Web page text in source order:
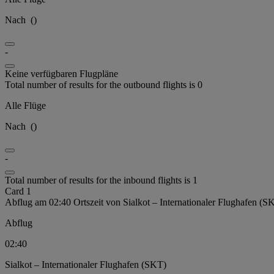
Nach ()
-
Keine verfügbaren Flugpläne
Total number of results for the outbound flights is 0
Alle Flüge
Nach ()
-
Total number of results for the inbound flights is 1
Card 1
Abflug am 02:40 Ortszeit von Sialkot – Internationaler Flughafen
Abflug
02:40
Sialkot – Internationaler Flughafen (SKT)